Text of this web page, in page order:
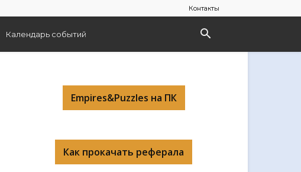
Контакты
Календарь событий
Empires&Puzzles на ПК
Как прокачать реферала